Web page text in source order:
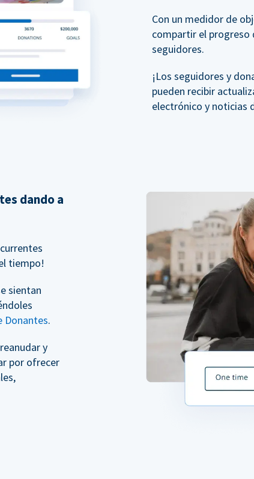
Con un medidor de
compartir el progreso
seguidores.
¡Los seguidores y
pueden recibir
electrónico y noticias
dando a
tiempo!
sientan
Donantes.
y
por ofrecer